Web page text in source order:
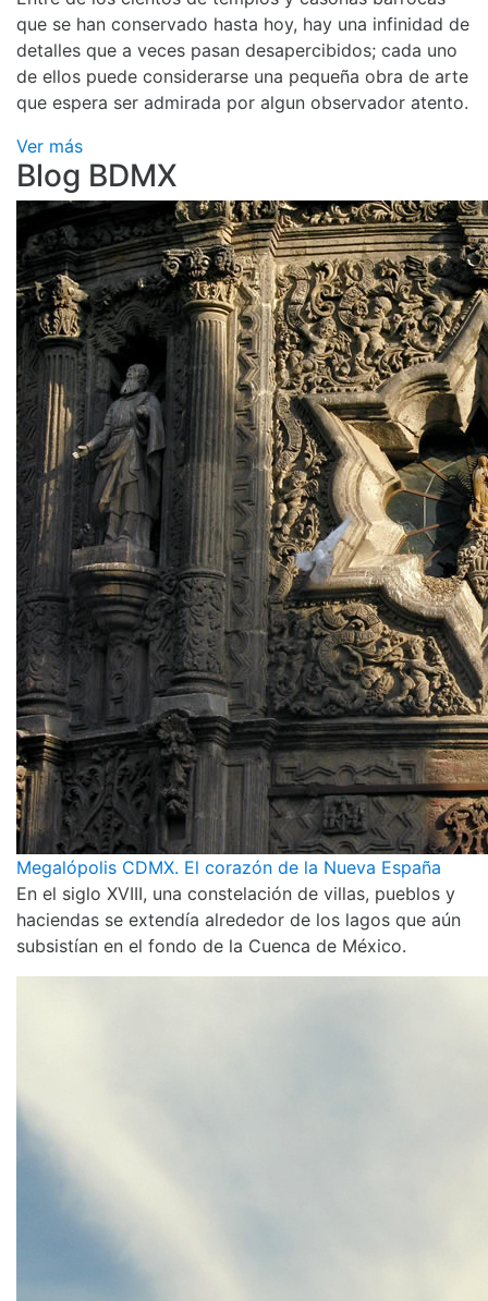
que se han conservado hasta hoy, hay una infinidad de
detalles que a veces pasan desapercibidos; cada uno
de ellos puede considerarse una pequeña obra de arte
que espera ser admirada por algun observador atento.
Ver más
Blog BDMX
Megalópolis CDMX. El corazón de la Nueva España
En el siglo XVIII, una constelación de villas, pueblos y
haciendas se extendía alrededor de los lagos que aún
subsistían en el fondo de la Cuenca de México.